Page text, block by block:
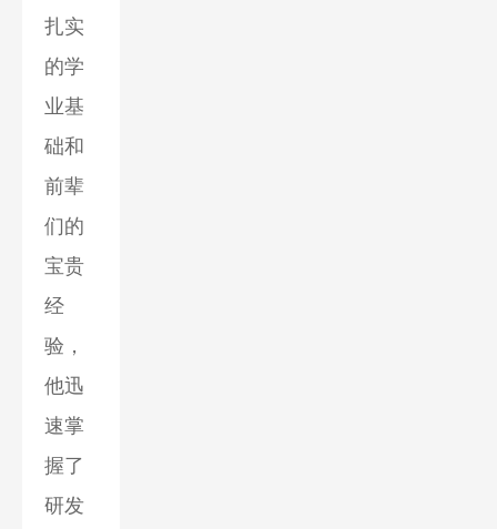
扎实
的学
业基
础和
前辈
们的
宝贵
经
验，
他迅
速掌
握了
研发